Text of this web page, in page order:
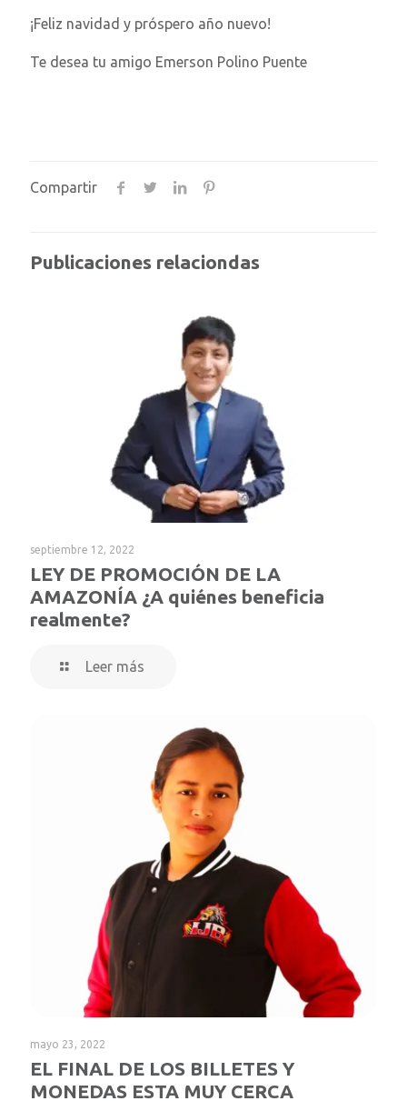
¡Feliz navidad y próspero año nuevo!
Te desea tu amigo Emerson Polino Puente
Compartir
Publicaciones relaciondas
septiembre 12, 2022
LEY DE PROMOCIÓN DE LA
AMAZONÍA ¿A quiénes beneficia
realmente?
Leer más
mayo 23, 2022
EL FINAL DE LOS BILLETES Y
MONEDAS ESTA MUY CERCA